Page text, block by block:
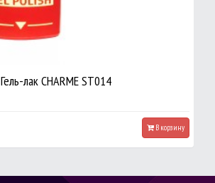
Гель-лак CHARME ST014
В корзину